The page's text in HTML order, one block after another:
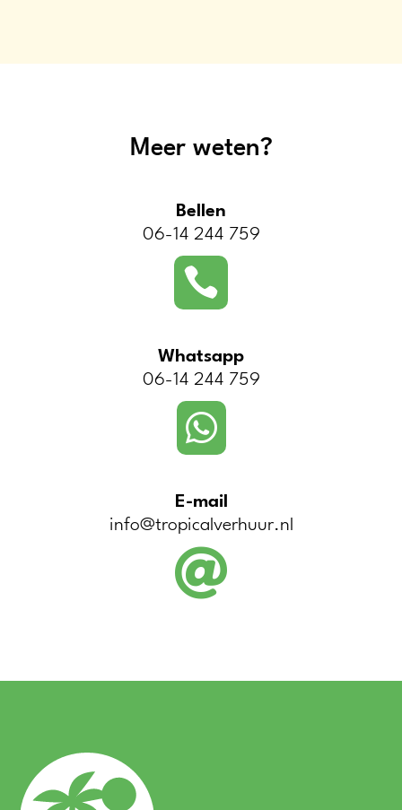
Meer weten?
Bellen
06-14 244 759

Whatsapp
06-14 244 759

E-mail
info@tropicalverhuur.nl
